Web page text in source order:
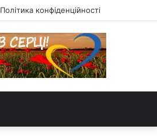
Політика конфіденційності